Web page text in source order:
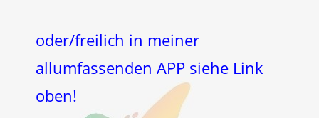
oder/freilich in meiner
allumfassenden APP siehe Link
oben!